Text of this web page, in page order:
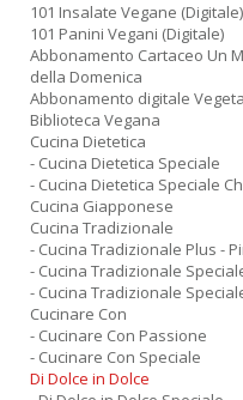
101 Insalate Vegane (Digitale)
101 Panini Vegani (Digitale)
Abbonamento Cartaceo Un
della Domenica
Abbonamento digitale
Biblioteca Vegana
Cucina Dietetica
- Cucina Dietetica Speciale
- Cucina Dietetica Speciale
Cucina Giapponese
Cucina Tradizionale
- Cucina Tradizionale Plus -
- Cucina Tradizionale
- Cucina Tradizionale
Cucinare Con
- Cucinare Con Passione
- Cucinare Con Speciale
Di Dolce in Dolce